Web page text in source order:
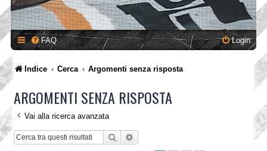
FAQ Login
Indice Cerca Argomenti senza risposta
ARGOMENTI SENZA RISPOSTA
Vai alla ricerca avanzata
Cerca